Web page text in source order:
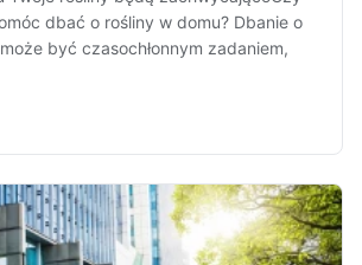
dbać o rośliny w domu? Dbanie o
być czasochłonnym zadaniem,